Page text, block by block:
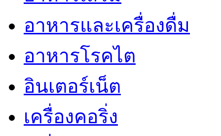
อาหารและเครื่องดื่ม
อาหารโรคไต
อินเตอร์เน็ต
เครื่องคอริ่ง